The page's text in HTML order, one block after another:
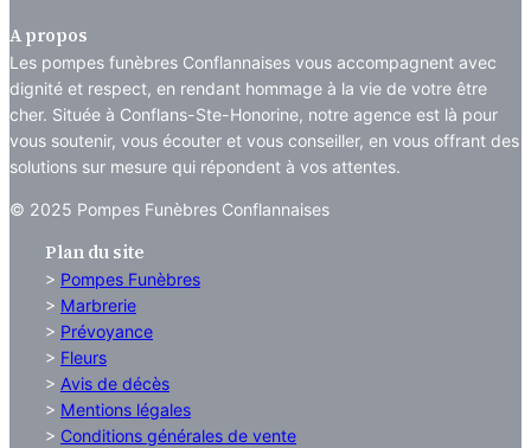
A propos
Les pompes funèbres Conflannaises vous accompagnent avec
dignité et respect, en rendant hommage à la vie de votre être
cher. Située à Conflans-Ste-Honorine, notre agence est là pour
vous soutenir, vous écouter et vous conseiller, en vous offrant des
solutions sur mesure qui répondent à vos attentes.
© 2025 Pompes Funèbres Conflannaises
Plan du site
> Pompes Funèbres
> Marbrerie
> Prévoyance
> Fleurs
> Avis de décès
> Mentions légales
> Conditions générales de vente